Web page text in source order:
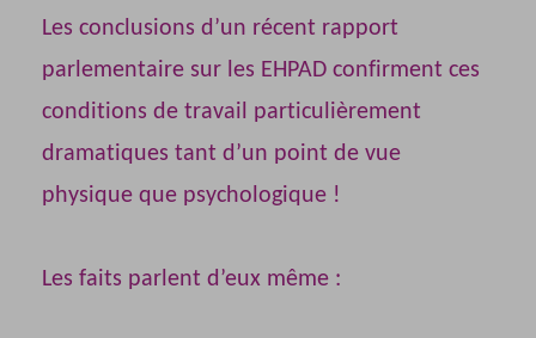
Les conclusions d’un récent rapport
parlementaire sur les EHPAD confirment ces
conditions de travail particulièrement
dramatiques tant d’un point de vue
physique que psychologique !
Les faits parlent d’eux même :